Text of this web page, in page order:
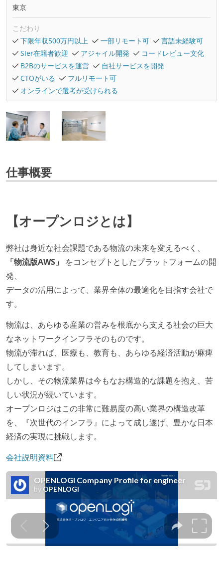
東京
こだわり
下限年収500万円以上
一部リモート可
言語未経験可
SIer在籍者歓迎
アジャイル開発
コードレビュー文化
B2Bのサービスを運営
自社サービスを開発
CTOがいる
フルリモート可
オンラインで選考が受けられる
仕事概要
【オープンロジとは】
弊社は身近な社会課題である物流の未来を変えるべく、
「物流版AWS」
をコンセプトとしたプラットフォームの開
発、
データの活用によって、業界全体の最適化を目指す会社で
す。
物流は、あらゆる産業の営みを根底から支える社会の巨大
なネットワークインフラそのものです。
物流が滞れば、医療も、教育も、あらゆる経済活動が麻痺
してしまいます。
しかし、その物流業界は今もなお構造的な課題を抱え、苦
しい状況が続いています。
オープンロジはこの非常に難易度の高い業界の構造改革
を、『次世代のインフラ』によって成し遂げ、豊かな日本
経済の実現に挑戦します。
会社説明資料